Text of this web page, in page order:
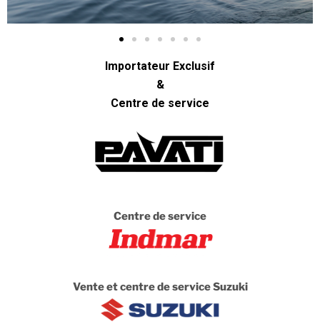
Importateur Exclusif
&
Centre de service
Centre de service
Vente et centre de service Suzuki